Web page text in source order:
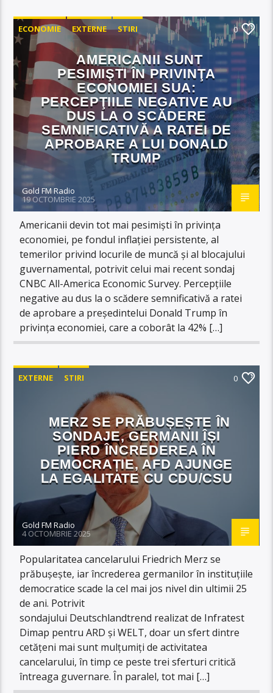
ECONOMIE EXTERNE STIRI 0
AMERICANII SUNT
PESIMIŞTI ÎN PRIVINŢA
ECONOMIEI SUA:
PERCEPŢIILE NEGATIVE AU
DUS LA O SCĂDERE
SEMNIFICATIVĂ A RATEI DE
APROBARE A LUI DONALD
TRUMP
Gold FM Radio
19 OCTOMBRIE 2025
Americanii devin tot mai pesimişti în privinţa
economiei, pe fondul inflaţiei persistente, al
temerilor privind locurile de muncă şi al blocajului
guvernamental, potrivit celui mai recent sondaj
CNBC All-America Economic Survey. Percepţiile
negative au dus la o scădere semnificativă a ratei
de aprobare a preşedintelui Donald Trump în
privinţa economiei, care a coborât la 42% […]
EXTERNE STIRI 0
MERZ SE PRĂBUȘEȘTE ÎN
SONDAJE, GERMANII ÎȘI
PIERD ÎNCREDEREA ÎN
DEMOCRAȚIE, AFD AJUNGE
LA EGALITATE CU CDU/CSU
Gold FM Radio
4 OCTOMBRIE 2025
Popularitatea cancelarului Friedrich Merz se
prăbușește, iar încrederea germanilor în instituțiile
democratice scade la cel mai jos nivel din ultimii 25
de ani. Potrivit
sondajului Deutschlandtrend realizat de Infratest
Dimap pentru ARD și WELT, doar un sfert dintre
cetățeni mai sunt mulțumiți de activitatea
cancelarului, în timp ce peste trei sferturi critică
întreaga guvernare. În paralel, tot mai […]